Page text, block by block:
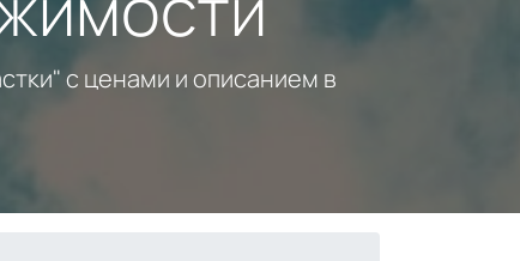
с ценами и описанием в